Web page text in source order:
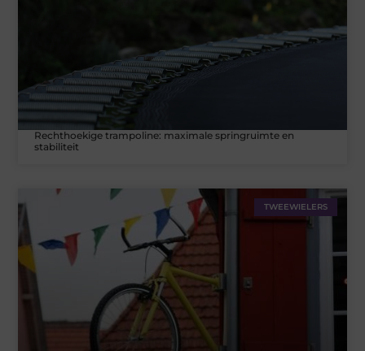
Rechthoekige trampoline: maximale springruimte en
stabiliteit
TWEEWIELERS